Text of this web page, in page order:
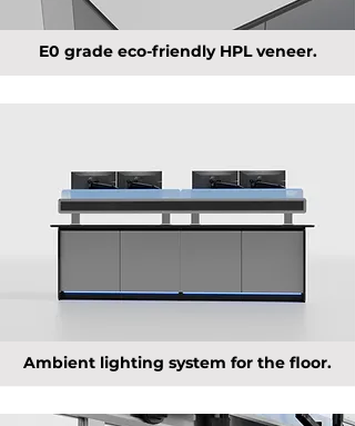
E0 grade eco-friendly HPL veneer.
Ambient lighting system for the floor.